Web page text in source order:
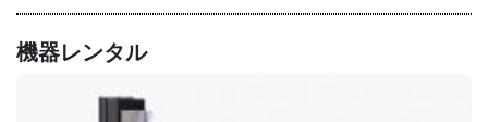
機器レンタル